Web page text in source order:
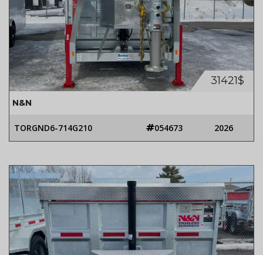
31421$
N&N
TORGND6-714G210 054673 2026